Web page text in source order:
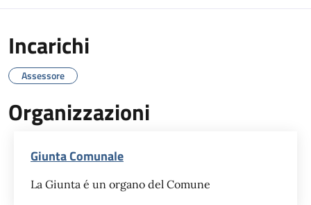
Incarichi
Assessore
Organizzazioni
Giunta Comunale
La Giunta é un organo del Comune